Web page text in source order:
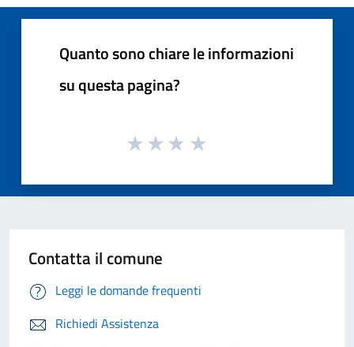
Quanto sono chiare le informazioni
su questa pagina?
Contatta il comune
Leggi le domande frequenti
Richiedi Assistenza